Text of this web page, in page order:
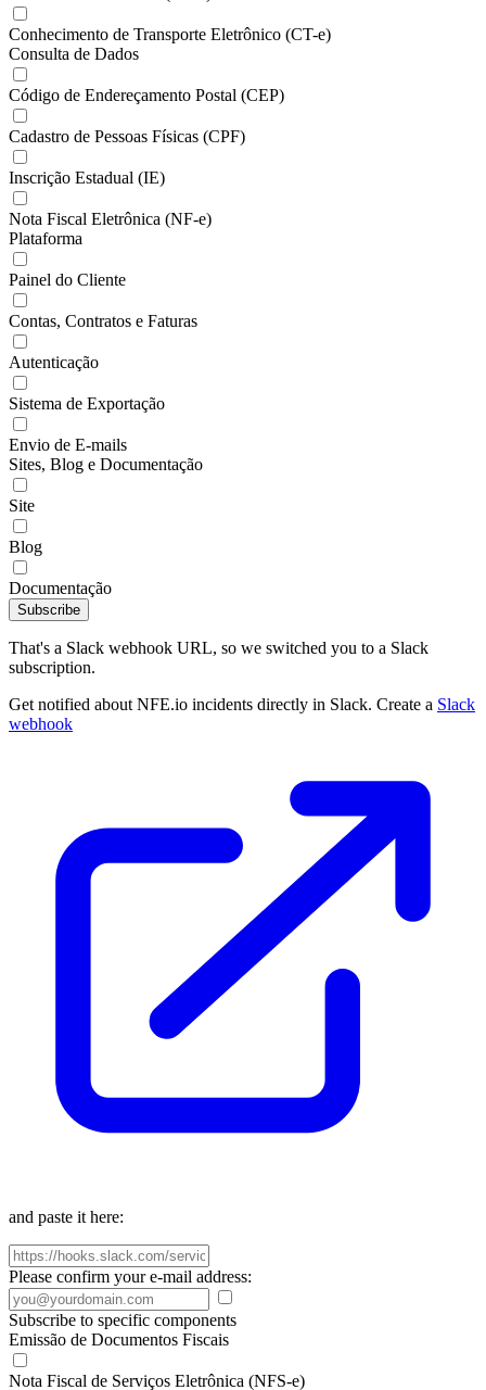
Conhecimento de Transporte Eletrônico (CT-e)
Consulta de Dados
Código de Endereçamento Postal (CEP)
Cadastro de Pessoas Físicas (CPF)
Inscrição Estadual (IE)
Nota Fiscal Eletrônica (NF-e)
Plataforma
Painel do Cliente
Contas, Contratos e Faturas
Autenticação
Sistema de Exportação
Envio de E-mails
Sites, Blog e Documentação
Site
Blog
Documentação
Subscribe
That's a Slack webhook URL, so we switched you to a Slack
subscription.
Get notified about NFE.io incidents directly in Slack. Create a Slack
webhook
and paste it here:
Please confirm your e-mail address:
Subscribe to specific components
Emissão de Documentos Fiscais
Nota Fiscal de Serviços Eletrônica (NFS-e)